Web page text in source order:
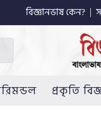
বিজ্ঞানভাষ কেন?
প্রকৃতি